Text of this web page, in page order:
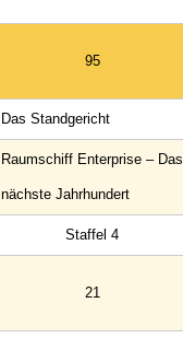
95
Das Standgericht
Raumschiff Enterprise – Das
nächste Jahrhundert
Staffel 4
21